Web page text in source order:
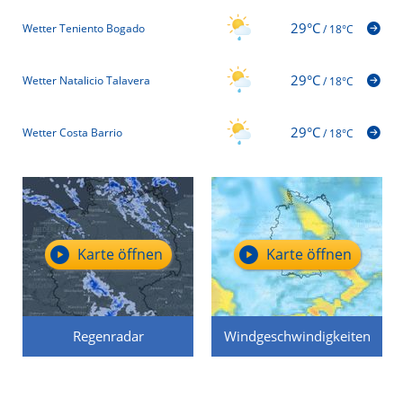
Wetter Teniento Bogado 29°C/18°C
Wetter Natalicio Talavera 29°C/18°C
Wetter Costa Barrio 29°C/18°C
Regenradar
Karte öffnen
Windgeschwindigkeiten
Karte öffnen